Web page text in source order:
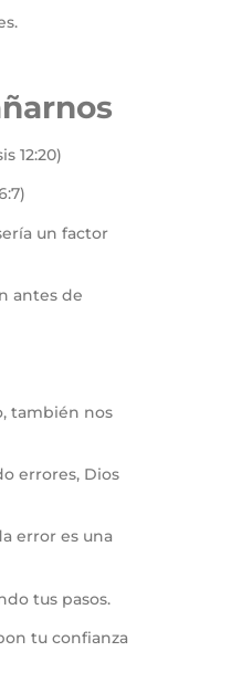
12:20)
un factor
antes de
también nos
errores, Dios
error es una
tus pasos.
tu confianza